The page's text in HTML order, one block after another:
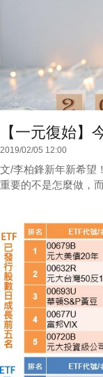
【一元復始】
2019/02/05 12:00
文/李柏鋒新年新希望
重要的不是怎麼做，